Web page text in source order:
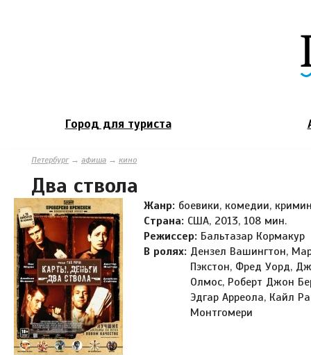
Город для туриста
Петербург→ афиша → кино
Два ствола
Жанр: боевики, комедии,
Страна: США, 2013, 108 мин.
Режиссер: Бальтазар Кормакур
В ролях: Дензел Вашингтон,
Пэкстон, Фред Уорд,
Олмос, Роберт Джон
Эдгар Арреола, Кайл
Монтгомери